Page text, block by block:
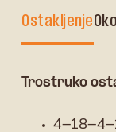
Ostakljenje
Trostruko
4-18-4-